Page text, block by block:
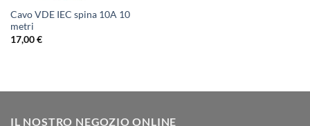
Cavo VDE IEC spina 10A 10
metri
17,00€
IL NOSTRO NEGOZIO ONLINE